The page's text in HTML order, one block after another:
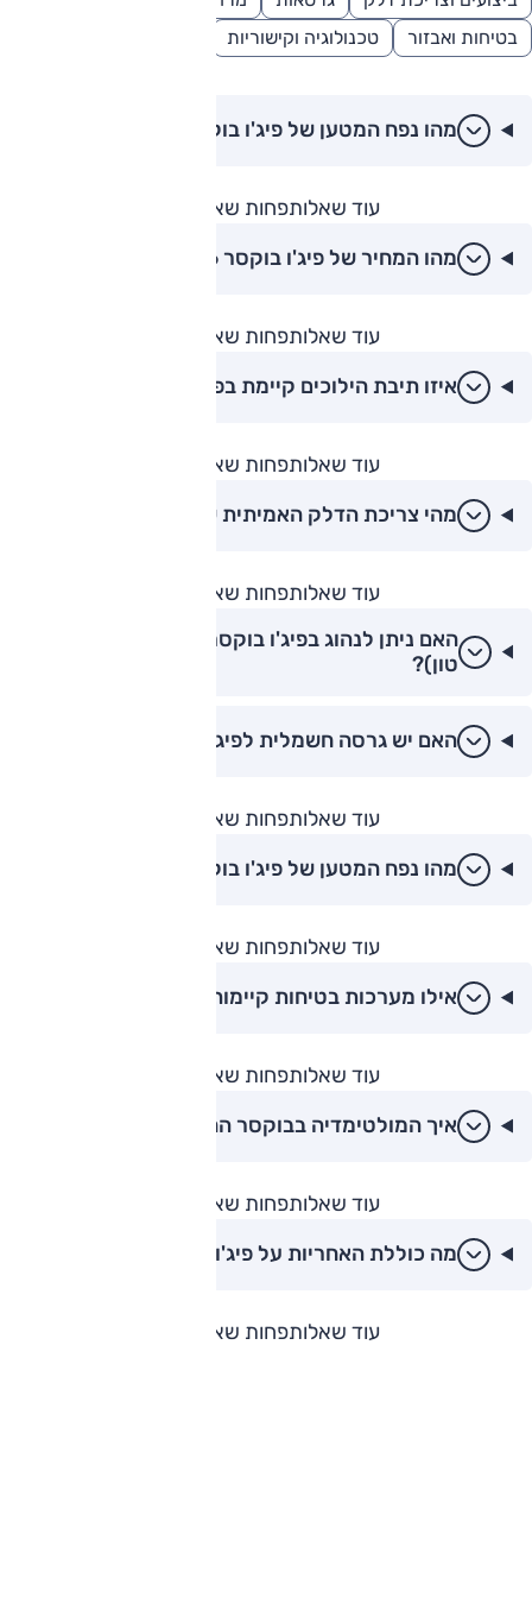
בטיחות ואבזור
טכנולוגיה וקישוריות
מהו נפח המטען של פיג'ו בוקסר לפי דגמים?
עוד שאלותפחות שאלות
מהו המחיר של פיג'ו בוקסר 2026 החדש בישראל?
עוד שאלותפחות שאלות
איזו תיבת הילוכים קיימת בפיג'ו בוקסר 2026?
עוד שאלותפחות שאלות
מהי צריכת הדלק האמיתית של הבוקסר החדש?
עוד שאלותפחות שאלות
טון)?
האם יש גרסה חשמלית לפיג'ו בוקסר (E-Boxer)?
עוד שאלותפחות שאלות
מהו נפח המטען של פיג'ו בוקסר לפי דגמים?
עוד שאלותפחות שאלות
אילו מערכות בטיחות קיימות בפיג'ו בוקסר 2026?
עוד שאלותפחות שאלות
איך המולטימדיה בבוקסר החדש?
עוד שאלותפחות שאלות
מה כוללת האחריות על פיג'ו בוקסר?
עוד שאלותפחות שאלות